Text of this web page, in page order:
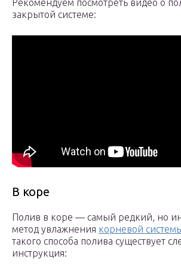
Рекомендуем посмотреть видео о
закрытой системе:
В коре
Полив в коре — самый редкий, но
метод увлажнения корневой
такого способа полива существует
инструкция: